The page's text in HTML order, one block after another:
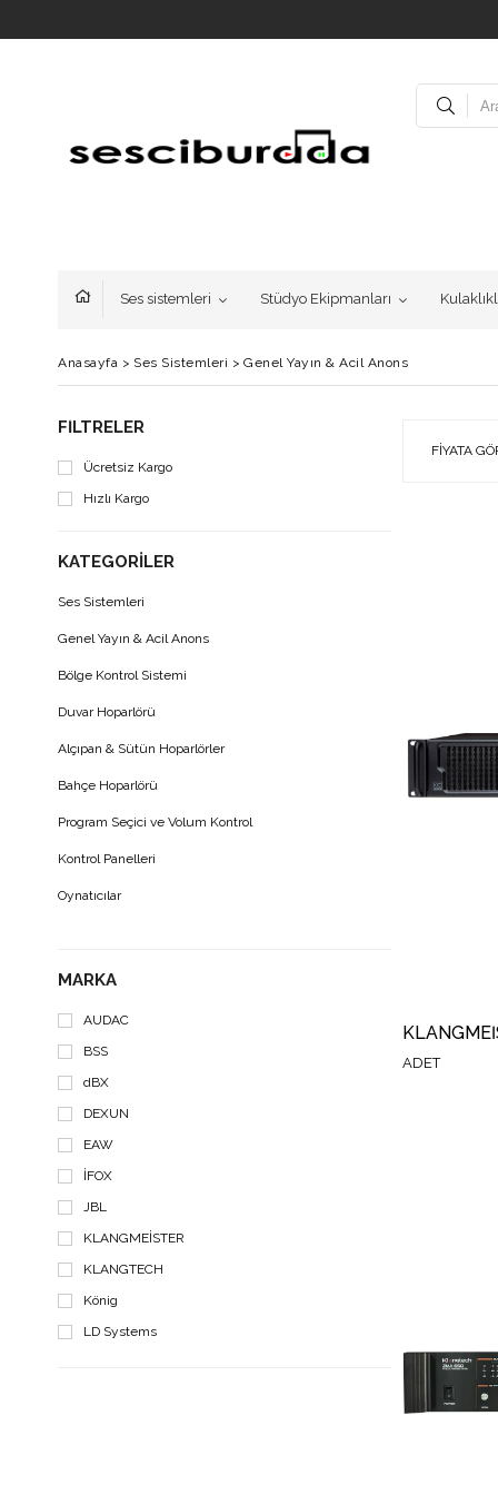
Ses sistemleri Stüdyo Ekipmanları
Anasayfa > Ses Sistemleri > Genel Yayın & Acil Anons
FILTRELER
Ücretsiz Kargo
Hızlı Kargo
KATEGORILER
Ses Sistemleri
Genel Yayın & Acil Anons
Bölge Kontrol Sistemi
Duvar Hoparlörü
Alçıpan & Sütün Hoparlörler
Bahçe Hoparlörü
Program Seçici ve Volum Kontrol
Kontrol Panelleri
Oynatıcılar
Kablolar-Konnektörler-Spreyler
Ses İşlemcileri
Amfi & Mixerler
MARKA
AUDAC
BSS
dBX
DEXUN
EAW
İFOX
JBL
KLANGMEİSTER
KLANGTECH
König
LD Systems
FIYATA
ADET